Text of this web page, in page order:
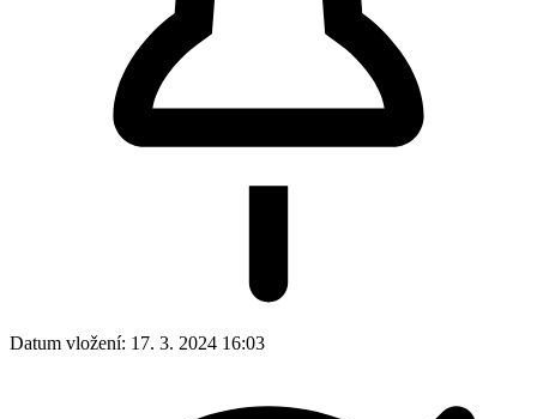
Datum vložení: 17. 3. 2024 16:03